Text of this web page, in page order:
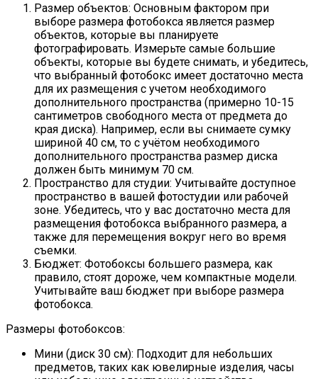
Размер объектов: Основным фактором при
выборе размера фотобокса является размер
объектов, которые вы планируете
фотографировать. Измерьте самые большие
объекты, которые вы будете снимать, и убедитесь,
что выбранный фотобокс имеет достаточно места
для их размещения с учетом необходимого
дополнительного пространства (примерно 10-15
сантиметров свободного места от предмета до
края диска). Например, если вы снимаете сумку
шириной 40 см, то с учётом необходимого
дополнительного пространства размер диска
должен быть минимум 70 см.
Пространство для студии: Учитывайте доступное
пространство в вашей фотостудии или рабочей
зоне. Убедитесь, что у вас достаточно места для
размещения фотобокса выбранного размера, а
также для перемещения вокруг него во время
съемки.
Бюджет: Фотобоксы большего размера, как
правило, стоят дороже, чем компактные модели.
Учитывайте ваш бюджет при выборе размера
фотобокса.
Размеры фотобоксов:
Мини (диск 30 см): Подходит для небольших
предметов, таких как ювелирные изделия, часы